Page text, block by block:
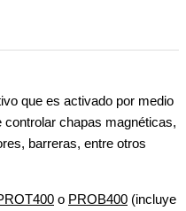
que es activado por medio
chapas magnéticas,
barreras, entre otros
o PROB400 (incluye